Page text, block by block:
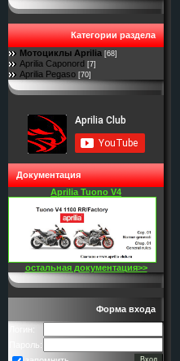
Категории раздела
Мотоциклы Aprilia [68]
Aprilia Caponord [7]
Aprilia Pegaso [70]
Документация
Aprilia Tuono V4
остальная документация>>
Форма входа
Логин:
Пароль: